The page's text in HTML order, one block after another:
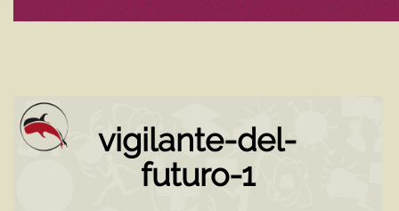
vigilante-del-
futuro-1